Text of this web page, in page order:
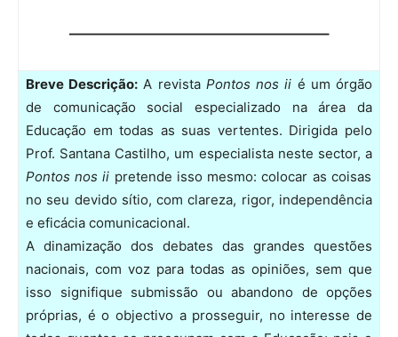
———————————————————–
Breve Descrição: A revista Pontos nos ii é um órgão
de comunicação social especializado na área da
Educação em todas as suas vertentes. Dirigida pelo
Prof. Santana Castilho, um especialista neste sector, a
Pontos nos ii pretende isso mesmo: colocar as coisas
no seu devido sítio, com clareza, rigor, independência
e eficácia comunicacional.
A dinamização dos debates das grandes questões
nacionais, com voz para todas as opiniões, sem que
isso signifique submissão ou abandono de opções
próprias, é o objectivo a prosseguir, no interesse de